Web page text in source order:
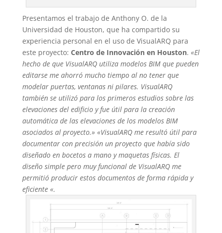
Presentamos el trabajo de Anthony O. de la
Universidad de Houston, que ha compartido su
experiencia personal en el uso de VisualARQ para
este proyecto: Centro de Innovación en Houston. «El
hecho de que VisualARQ utiliza modelos BIM que pueden
editarse me ahorró mucho tiempo al no tener que
modelar puertas, ventanas ni pilares. VisualARQ
también se utilizó para los primeros estudios sobre las
elevaciones del edificio y fue útil para la creación
automática de las elevaciones de los modelos BIM
asociados al proyecto.» «VisualARQ me resultó útil para
documentar con precisión un proyecto que había sido
diseñado en bocetos a mano y maquetas físicas. El
diseño simple pero muy funcional de VisualARQ me
permitió producir estos documentos de forma rápida y
eficiente «.